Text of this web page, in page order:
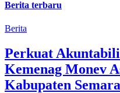
Berita terbaru
Berita
Perkuat
Kemenag Monev
Kabupaten